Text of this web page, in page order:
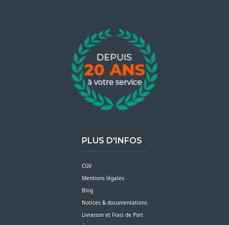
PLUS D'INFOS
CGV
Mentions légales
Blog
Notices & documentations
Livraison et Frais de Port